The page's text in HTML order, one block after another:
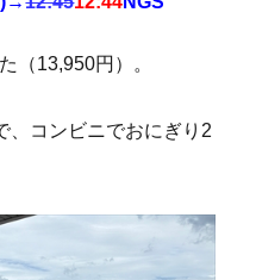
（13,950円）。
、コンビニでおにぎり2